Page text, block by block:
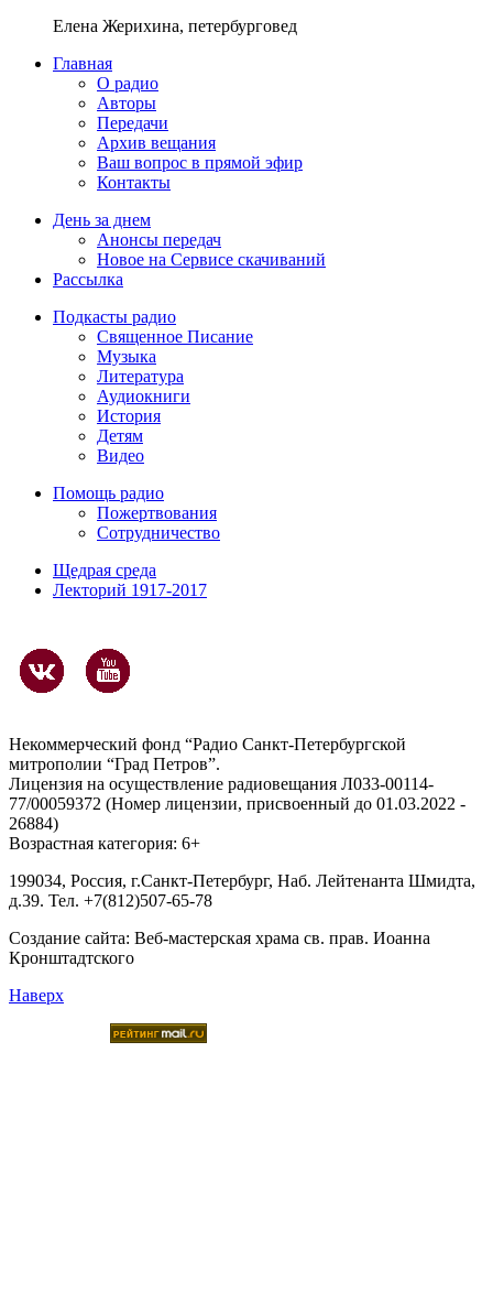
Елена Жерихина, петербурговед
Главная
О радио
Авторы
Передачи
Архив вещания
Ваш вопрос в прямой эфир
Контакты
День за днем
Анонсы передач
Новое на Сервисе скачиваний
Рассылка
Подкасты радио
Священное Писание
Музыка
Литература
Аудиокниги
История
Детям
Видео
Помощь радио
Пожертвования
Сотрудничество
Щедрая среда
Лекторий 1917-2017
Некоммерческий фонд “Радио Санкт-Петербургской
митрополии “Град Петров”.
Лицензия на осуществление радиовещания Л033-00114-
77/00059372 (Номер лицензии, присвоенный до 01.03.2022 -
26884)
Возрастная категория: 6+
199034, Россия, г.Санкт-Петербург, Наб. Лейтенанта Шмидта,
д.39. Тел. +7(812)507-65-78
Создание сайта: Веб-мастерская храма св. прав. Иоанна
Кронштадтского
Наверх